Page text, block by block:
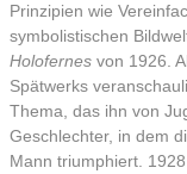
Prinzipien wie
symbolistischen
Holofernes von 1926.
Spätwerks
Thema, das ihn von
Geschlechter, in dem
Mann triumphiert.